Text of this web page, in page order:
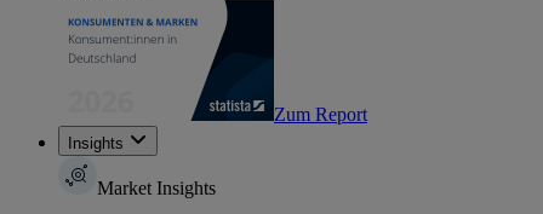
Zum Report
Insights
Market Insights